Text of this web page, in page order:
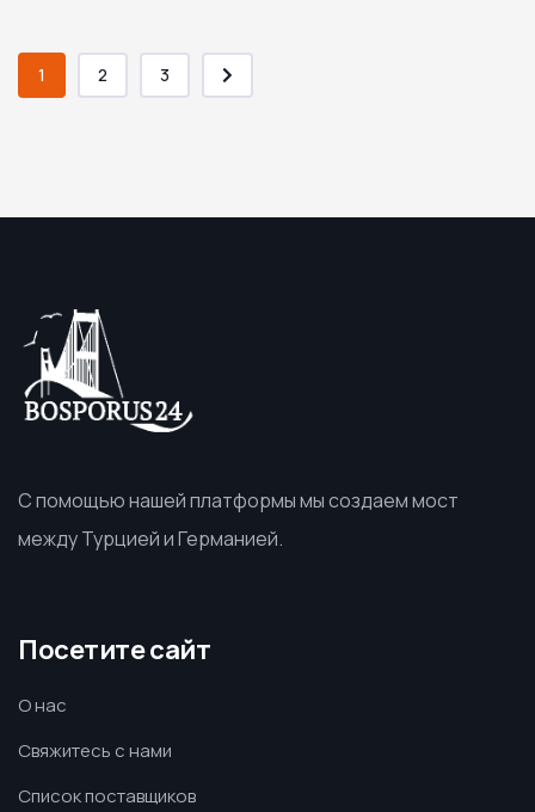
1 2 3
С помощью нашей платформы мы создаем мост
между Турцией и Германией.
Посетите сайт
О нас
Свяжитесь с нами
Список поставщиков